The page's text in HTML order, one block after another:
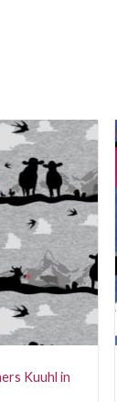
Auf die
Wunschliste
Kuuhl in